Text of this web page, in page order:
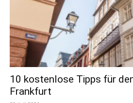
10 kostenlose Tipps für
Frankfurt